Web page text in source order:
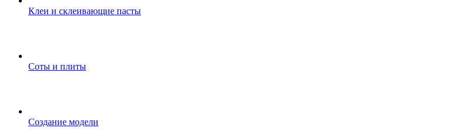
Клеи и склеивающие пасты
Соты и плиты
Создание модели